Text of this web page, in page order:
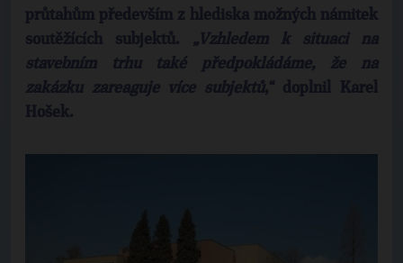
průtahům především z hlediska možných námitek
soutěžících subjektů.
„Vzhledem k situaci na
stavebním trhu také předpokládáme, že na
zakázku zareaguje více subjektů,“ doplnil
Karel
Hošek.